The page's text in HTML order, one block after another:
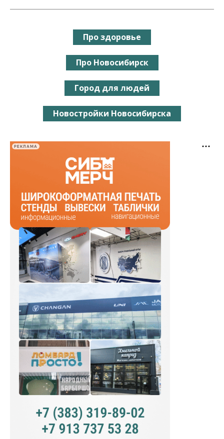
Про здоровье
Про Новосибирск
Город для людей
Новостройки Новосибирска
РЕКЛАМА